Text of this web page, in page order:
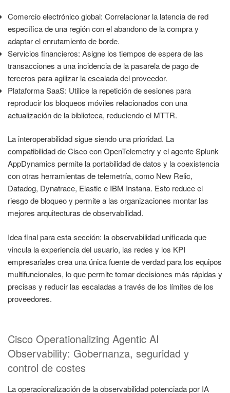
Comercio electrónico global: Correlacionar la latencia de red
específica de una región con el abandono de la compra y
adaptar el enrutamiento de borde.
Servicios financieros: Asigne los tiempos de espera de las
transacciones a una incidencia de la pasarela de pago de
terceros para agilizar la escalada del proveedor.
Plataforma SaaS: Utilice la repetición de sesiones para
reproducir los bloqueos móviles relacionados con una
actualización de la biblioteca, reduciendo el MTTR.
La interoperabilidad sigue siendo una prioridad. La
compatibilidad de Cisco con OpenTelemetry y el agente Splunk
AppDynamics permite la portabilidad de datos y la coexistencia
con otras herramientas de telemetría, como New Relic,
Datadog, Dynatrace, Elastic e IBM Instana. Esto reduce el
riesgo de bloqueo y permite a las organizaciones montar las
mejores arquitecturas de observabilidad.
Idea final para esta sección: la observabilidad unificada que
vincula la experiencia del usuario, las redes y los KPI
empresariales crea una única fuente de verdad para los equipos
multifuncionales, lo que permite tomar decisiones más rápidas y
precisas y reducir las escaladas a través de los límites de los
proveedores.
Cisco Operationalizing Agentic AI
Observability: Gobernanza, seguridad y
control de costes
La operacionalización de la observabilidad potenciada por IA